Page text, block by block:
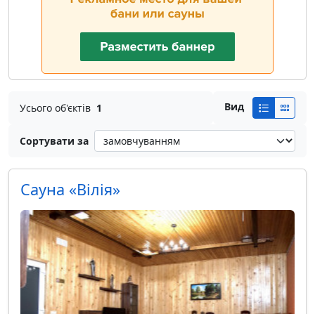
Усього об'єктів 1 Вид
Сортувати за
Сауна «Вілія»